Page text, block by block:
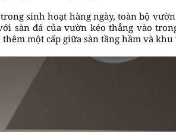
sinh hoạt hàng ngày, toàn bộ vườn
sàn đá của vườn kéo thẳng vào
một cấp giữa sàn tầng hầm và khu